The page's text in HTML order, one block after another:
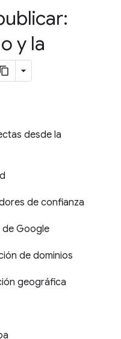
y la
desde la
de confianza
de Google
de dominios
geográfica